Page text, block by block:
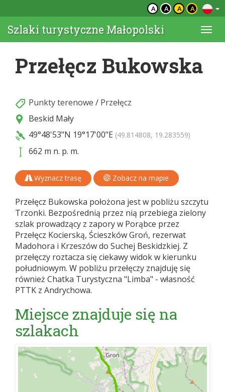
A A A A
Szlaki turystyczne Małopolski
Przełęcz Bukowska
Punkty terenowe / Przełęcz
Beskid Mały
49°48'53"N 19°17'00"E (49.814808, 19.283559)
662 m n. p. m.
Wyznacz trasę Zobacz na mapie
Przełęcz Bukowska położona jest w pobliżu szczytu
Trzonki. Bezpośrednią przez nią przebiega zielony
szlak prowadzący z zapory w Porąbce przez
Przełęcz Kocierską, Ścieszków Groń, rezerwat
Madohora i Krzeszów do Suchej Beskidzkiej. Z
przełęczy roztacza się ciekawy widok w kierunku
południowym. W pobliżu przełęczy znajduję się
również Chatka Turystyczna "Limba" - własność
PTTK z Andrychowa.
Miejsce znajduje się na
szlakach